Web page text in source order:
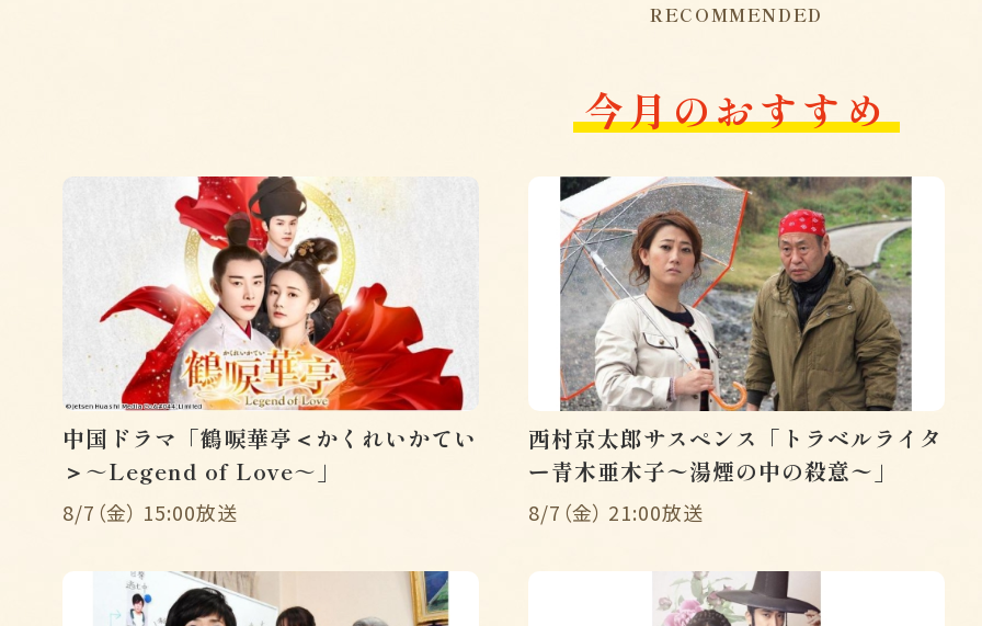
RECOMMENDED
今月のおすすめ
中国ドラマ「鶴唳華亭＜かくれいかてい
＞～Legend of Love～」
8/7（金） 15:00放送
西村京太郎サスペンス「トラベルライタ
ー青木亜木子〜湯煙の中の殺意〜」
8/7（金） 21:00放送